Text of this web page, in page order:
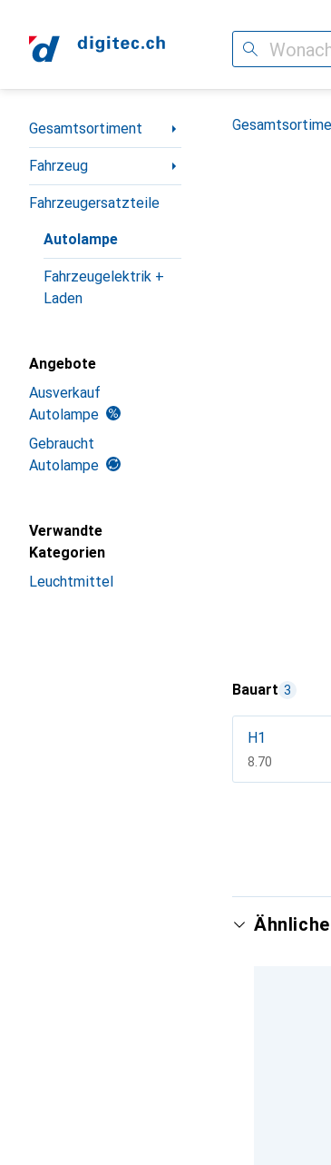
Suche
Navigation nach Kategorien
Gesamtsortiment
Fahrzeug
Fahrzeugersatzteile
Autolampe
Fahrzeugelektrik +
Laden
Angebote
Ausverkauf
Autolampe
Gebraucht
Autolampe
Verwandte
Kategorien
Leuchtmittel
Bauart 3
H1
CHF
8.70